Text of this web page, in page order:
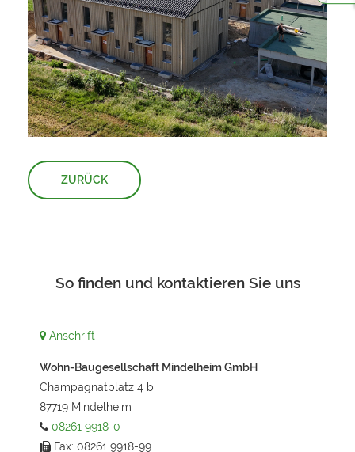
ZURÜCK
So finden und kontaktieren Sie uns
Anschrift
Wohn-Baugesellschaft Mindelheim GmbH
Champagnatplatz 4 b
87719 Mindelheim
08261 9918-0
Fax: 08261 9918-99